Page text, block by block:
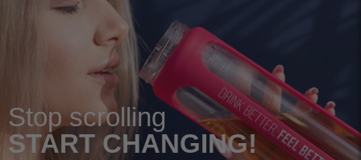
Stop scrolling
START CHANGING!